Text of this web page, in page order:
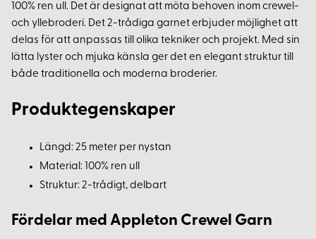
100% ren ull. Det är designat att möta behoven inom crewel-
och yllebroderi. Det 2-trådiga garnet erbjuder möjlighet att
delas för att anpassas till olika tekniker och projekt. Med sin
lätta lyster och mjuka känsla ger det en elegant struktur till
både traditionella och moderna broderier.
Produktegenskaper
Längd: 25 meter per nystan
Material: 100% ren ull
Struktur: 2-trådigt, delbart
Fördelar med Appleton Crewel Garn